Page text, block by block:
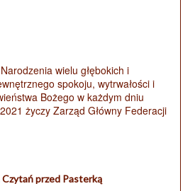
wielu głębokich i
spokoju, wytrwałości i
Bożego w każdym dniu
życzy Zarząd Główny Federacji
Czytań przed Pasterką